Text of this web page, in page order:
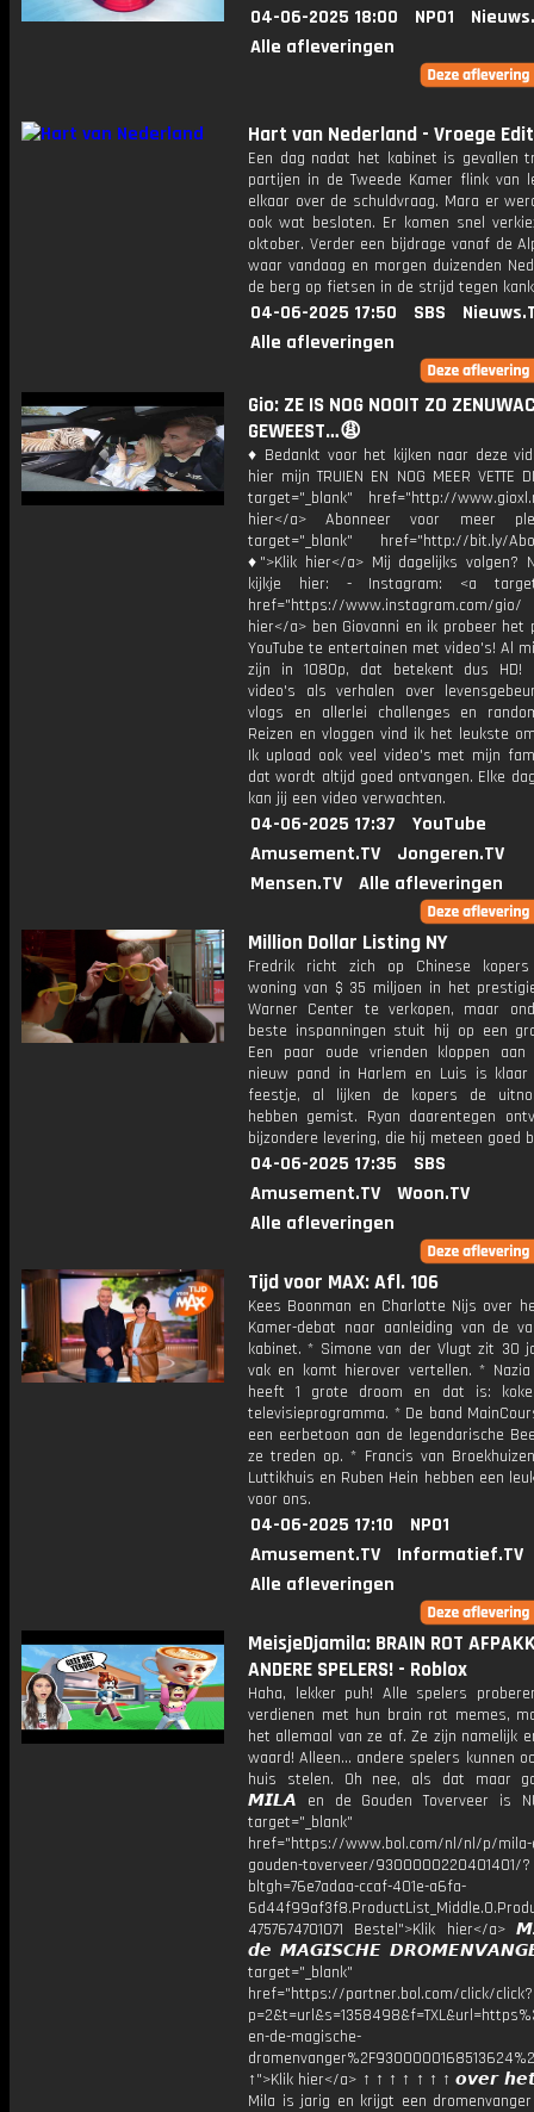
04-06-2025 18:00 NPO1
Alle afleveringen
Hart van Nederland - Vroege
Een dag nadat het kabinet is gevallen
partijen in de Tweede Kamer flink van
elkaar over de schuldvraag. Mara er
ook wat besloten. Er komen snel
oktober. Verder een bijdrage vanaf de
waar vandaag en morgen duizenden
de berg op fietsen in de strijd tegen
04-06-2025 17:50 SBS
Alle afleveringen
Gio: ZE IS NOG NOOIT ZO
GEWEEST…😩
♦ Bedankt voor het kijken naar deze
hier mijn TRUIEN EN NOG MEER VETTE
target="_blank" href="http://
hier</a> Abonneer voor meer
target="_blank" href="http://bit.ly/
♦">Klik hier</a> Mij dagelijks volgen?
kijkje hier: - Instagram: <a
href="https://www.instagram.com/
hier</a> ben Giovanni en ik probeer het
YouTube te entertainen met video's! Al
zijn in 1080p, dat betekent dus HD!
video's als verhalen over
vlogs en allerlei challenges en
Reizen en vloggen vind ik het leukste
Ik upload ook veel video's met mijn
dat wordt altijd goed ontvangen. Elke
kan jij een video verwachten.
04-06-2025 17:37
YouTube
Amusement.TV
Jongeren.TV
Mensen.TV
Alle afleveringen
Million Dollar Listing NY
Fredrik richt zich op Chinese
woning van $ 35 miljoen in het
Warner Center te verkopen, maar
beste inspanningen stuit hij op een
Een paar oude vrienden kloppen
nieuw pand in Harlem en Luis is
feestje, al lijken de kopers de
hebben gemist. Ryan daarentegen
bijzondere levering, die hij meteen goed
04-06-2025 17:35
SBS
Amusement.TV
Woon.TV
Alle afleveringen
Tijd voor MAX: Afl. 106
Kees Boonman en Charlotte Nijs over
Kamer-debat naar aanleiding van de
kabinet. * Simone van der Vlugt zit 30
vak en komt hierover vertellen. * Nazia
heeft 1 grote droom en dat is:
televisieprogramma. * De band
een eerbetoon aan de legendarische
ze treden op. * Francis van
Luttikhuis en Ruben Hein hebben een
voor ons.
04-06-2025 17:10
NPO1
Amusement.TV
Informatief.TV
Alle afleveringen
MeisjeDjamila: BRAIN ROT
ANDERE SPELERS! - Roblox
Haha, lekker puh! Alle spelers
verdienen met hun brain rot memes,
het allemaal van ze af. Ze zijn namelijk
waard! Alleen... andere spelers kunnen
huis stelen. Oh nee, als dat maar
𝙈𝙄𝙇𝘼 en de Gouden Toverveer is
target="_blank"
href="https://www.bol.com/nl/nl/p/mila-
gouden-toverveer/9300000220401401/?
bltgh=76e7adaa-ccaf-401e-a6fa-
4757674701071 Bestel">Klik hier</
𝙙𝙚 𝙈𝘼𝙂𝙄𝙎𝘾𝙃𝙀
target="_blank"
href="https://partner.bol.com/click/click?
en-de-magische-
↑">Klik hier</a> ↑ ↑ ↑ ↑ ↑ ↑ ↑ 𝙤𝙫𝙚𝙧
Mila is jarig en krijgt een